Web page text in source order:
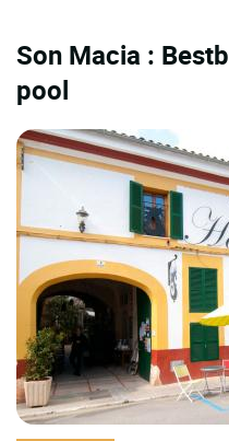
Son Macia :
pool